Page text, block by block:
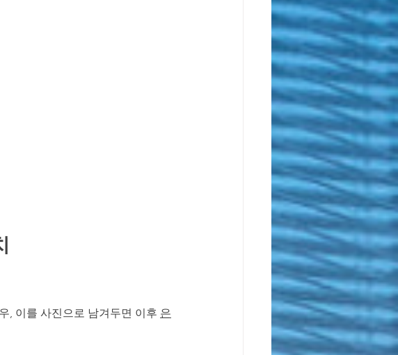
, 이를 사진으로 남겨두면 이후 은